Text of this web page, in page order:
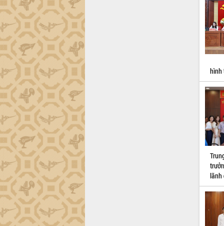
hình
lãnh